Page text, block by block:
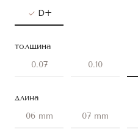
D+
толщина
0.07
0.10
длина
06 mm
07 mm